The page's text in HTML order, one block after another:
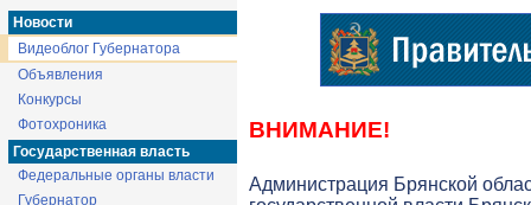
Новости
Видеоблог Губернатора
Объявления
Конкурсы
Фотохроника
Государственная власть
Федеральные органы власти
Губернатор
ВНИМАНИЕ!
Администрация Брянской